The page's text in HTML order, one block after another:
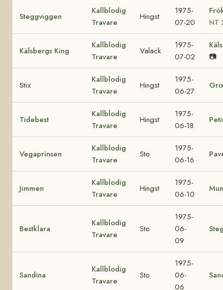
Steggviggen
Kallblodig
Travare
Hingst
1975-
07-20
NT
Kälsbergs King
Kallblodig
Travare
Valack
1975-
07-02
📷
Stix
Kallblodig
Travare
Hingst
1975-
06-27
Tidebest
Kallblodig
Travare
Hingst
1975-
06-18
Vegaprinsen
Kallblodig
Travare
Sto
1975-
06-16
Jimmen
Kallblodig
Travare
Hingst
1975-
06-10
Bestklara
Kallblodig
Travare
Sto
1975-
06-
09
Sandina
Kallblodig
Travare
Sto
1975-
06-
06